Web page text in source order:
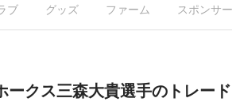
ブ グッズ ファーム スポンサー
クス三森大貴選手のトレー